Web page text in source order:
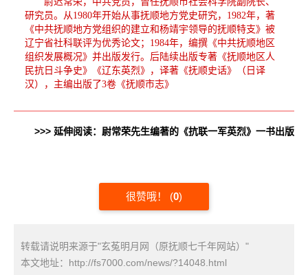
研究员。从1980年开始从事抚顺地方党史研究，1982年，著
《中共抚顺地方党组织的建立和杨靖宇领导的抚顺特支》被
辽宁省社科联评为优秀论文；1984年，编撰《中共抚顺地区
组织发展概况》并出版发行。后陆续出版专著《抚顺地区人
民抗日斗争史》《辽东英烈》，译著《抚顺史话》（日译
汉），主编出版了3卷《抚顺市志》
>>> 延伸阅读：尉常荣先生编著的《抗联一军英烈》一书出版
很赞哦！ (0)
转载请说明来源于"玄菟明月网（原抚顺七千年网站）"
本文地址： http://fs7000.com/news/?14048.html